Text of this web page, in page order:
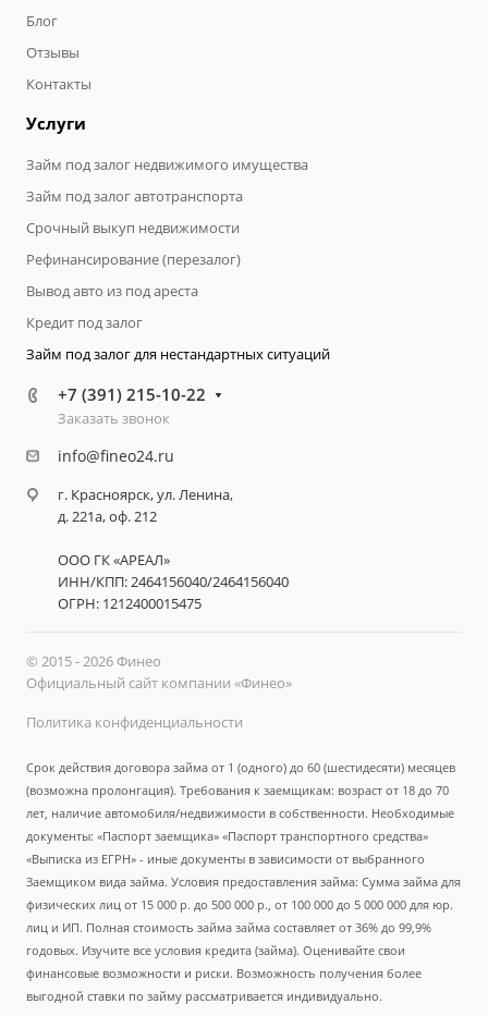
Блог
Отзывы
Контакты
Услуги
Займ под залог недвижимого имущества
Займ под залог автотранспорта
Срочный выкуп недвижимости
Рефинансирование (перезалог)
Вывод авто из под ареста
Кредит под залог
Займ под залог для нестандартных ситуаций
+7 (391) 215-10-22
Заказать звонок
info@fineo24.ru
г. Красноярск, ул. Ленина,
д. 221а, оф. 212
ООО ГК «АРЕАЛ»
ИНН/КПП: 2464156040/2464156040
ОГРН: 1212400015475
© 2015 - 2026 Финео
Официальный сайт компании «Финео»
Политика конфиденциальности
Срок действия договора займа от 1 (одного) до 60 (шестидесяти) месяцев
(возможна пролонгация). Требования к заемщикам: возраст от 18 до 70
лет, наличие автомобиля/недвижимости в собственности. Необходимые
документы: «Паспорт заемщика» «Паспорт транспортного средства»
«Выписка из ЕГРН» - иные документы в зависимости от выбранного
Заемщиком вида займа. Условия предоставления займа: Сумма займа для
физических лиц от 15 000 р. до 500 000 р., от 100 000 до 5 000 000 для юр.
лиц и ИП. Полная стоимость займа займа составляет от 36% до 99,9%
годовых. Изучите все условия кредита (займа). Оценивайте свои
финансовые возможности и риски. Возможность получения более
выгодной ставки по займу рассматривается индивидуально.